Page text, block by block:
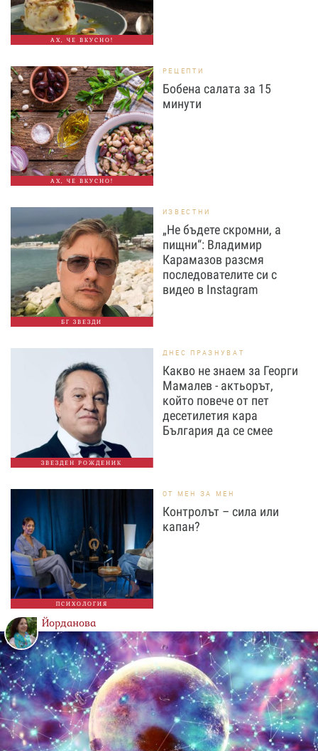
АХ, ЧЕ ВКУСНО!
АХ, ЧЕ ВКУСНО!
РЕЦЕПТИ
Бобена салата за 15
минути
БГ ЗВЕЗДИ
ИЗВЕСТНИ
„Не бъдете скромни, а
пищни“: Владимир
Карамазов разсмя
последователите си с
видео в Instagram
ЗВЕЗДЕН РОЖДЕНИК
ДНЕС ПРАЗНУВАТ
Какво не знаем за Георги
Мамалев - актьорът,
който повече от пет
десетилетия кара
България да се смее
ПСИХОЛОГИЯ
ОТ МЕН ЗА МЕН
Контролът – сила или
капан?
Йорданова